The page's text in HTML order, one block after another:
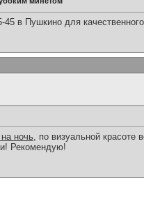
в Пушкино для
ночь, по визуальной красоте
Рекомендую!